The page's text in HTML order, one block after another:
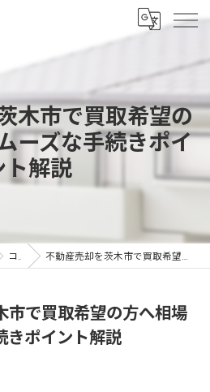
木市で買取希望の
ーズな手続きポイ
ト解説
コラム 不動産売却を茨木市で買取希望の方へ相場やスムーズな手続きポイント解説
市で買取希望の方へ相場
きポイント解説